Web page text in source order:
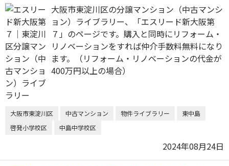
大阪市東淀川区の分譲マンション（中古マンシ
ョン）ライブラリー、「エスリード新大阪第
７」のページです。購入と同時にリフォーム・
リノベーションをすれば仲介手数料無料になり
ます。（リフォーム・リノベーションの代金が
400万円以上の場合）
大阪市東淀川区 中古マンション 物件ライブラリー
東中島
啓発小学校区
中島中学校区
2024年08月24日